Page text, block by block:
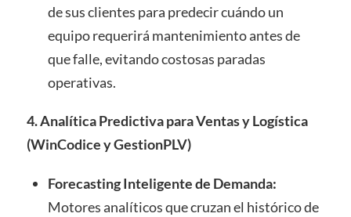
de sus clientes para predecir cuándo un
equipo requerirá mantenimiento antes de
que falle, evitando costosas paradas
operativas.
4. Analítica Predictiva para Ventas y Logística
(WinCodice y GestionPLV)
Forecasting Inteligente de Demanda:
Motores analíticos que cruzan el histórico de